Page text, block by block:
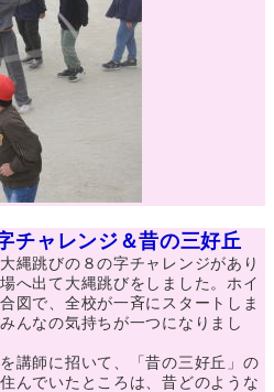
ャレンジ＆昔の三好丘
縄跳びの８の字チャレンジがあり
へ出て大縄跳びをしました。ホイ
図で、全校が一斉にスタートしま
んなの気持ちが一つになりまし
講師に招いて、「昔の三好丘」の
んでいたところは、昔どのような